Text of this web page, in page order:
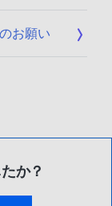
お願い
か？